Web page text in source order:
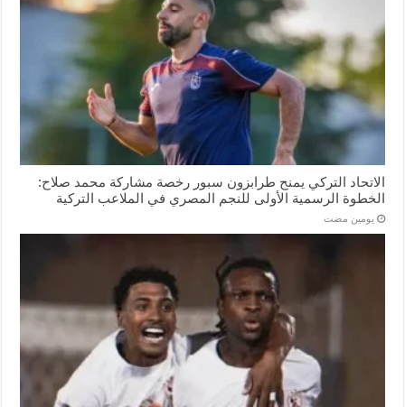
الاتحاد التركي يمنح طرابزون سبور رخصة مشاركة محمد صلاح:
الخطوة الرسمية الأولى للنجم المصري في الملاعب التركية
‏يومين مضت